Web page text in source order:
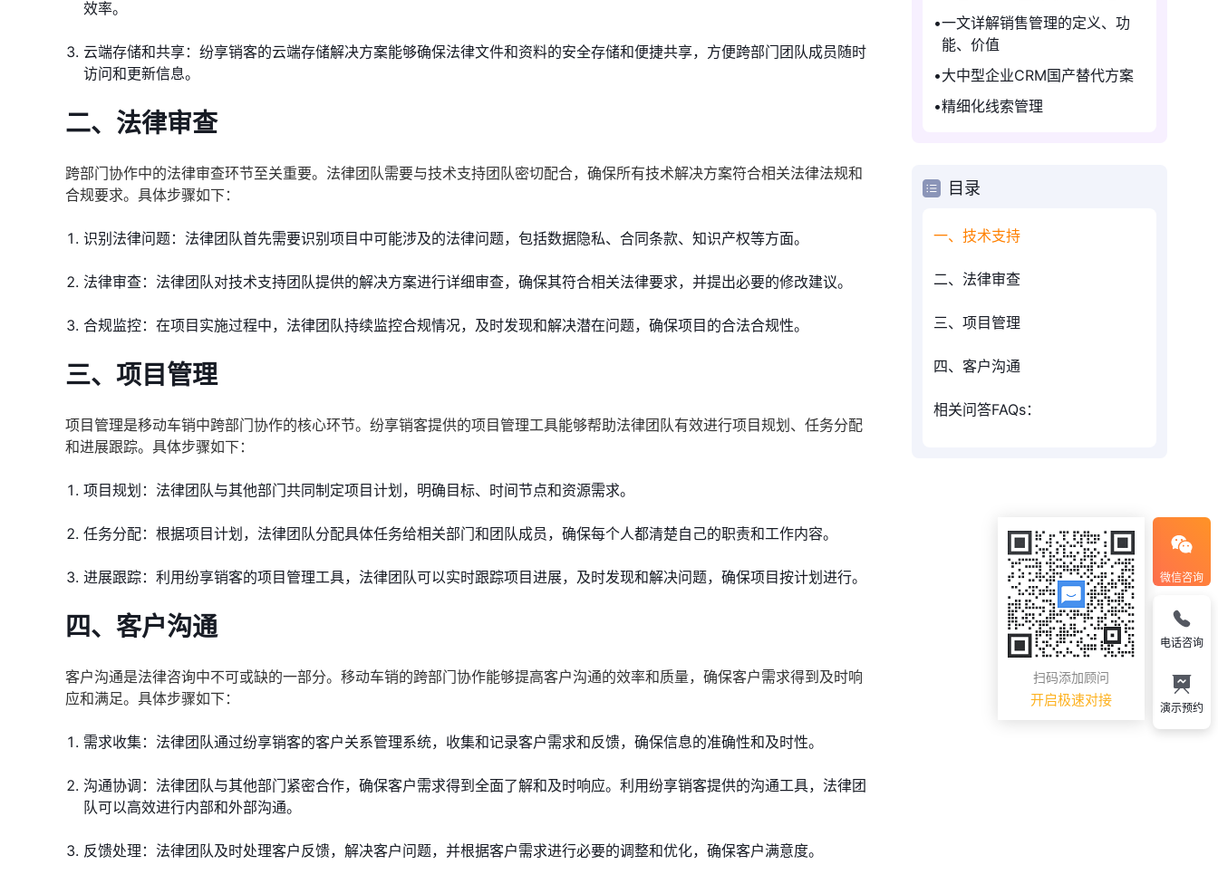
效率。
云端存储和共享：纷享销客的云端存储解决方案能够确保法律文件和资料的安全存储和便捷共享，方便跨部门团队成员随时
访问和更新信息。
二、法律审查
跨部门协作中的法律审查环节至关重要。法律团队需要与技术支持团队密切配合，确保所有技术解决方案符合相关法律法规和
合规要求。具体步骤如下：
识别法律问题：法律团队首先需要识别项目中可能涉及的法律问题，包括数据隐私、合同条款、知识产权等方面。
法律审查：法律团队对技术支持团队提供的解决方案进行详细审查，确保其符合相关法律要求，并提出必要的修改建议。
合规监控：在项目实施过程中，法律团队持续监控合规情况，及时发现和解决潜在问题，确保项目的合法合规性。
三、项目管理
项目管理是移动车销中跨部门协作的核心环节。纷享销客提供的项目管理工具能够帮助法律团队有效进行项目规划、任务分配
和进展跟踪。具体步骤如下：
项目规划：法律团队与其他部门共同制定项目计划，明确目标、时间节点和资源需求。
任务分配：根据项目计划，法律团队分配具体任务给相关部门和团队成员，确保每个人都清楚自己的职责和工作内容。
进展跟踪：利用纷享销客的项目管理工具，法律团队可以实时跟踪项目进展，及时发现和解决问题，确保项目按计划进行。
四、客户沟通
客户沟通是法律咨询中不可或缺的一部分。移动车销的跨部门协作能够提高客户沟通的效率和质量，确保客户需求得到及时响
应和满足。具体步骤如下：
需求收集：法律团队通过纷享销客的客户关系管理系统，收集和记录客户需求和反馈，确保信息的准确性和及时性。
沟通协调：法律团队与其他部门紧密合作，确保客户需求得到全面了解和及时响应。利用纷享销客提供的沟通工具，法律团
队可以高效进行内部和外部沟通。
反馈处理：法律团队及时处理客户反馈，解决客户问题，并根据客户需求进行必要的调整和优化，确保客户满意度。
一文详解销售管理的定义、功
能、价值
大中型企业CRM国产替代方案
精细化线索管理
目录
一、技术支持
二、法律审查
三、项目管理
四、客户沟通
相关问答FAQs：
微信咨询
扫码添加顾问
开启极速对接
电话咨询
演示预约